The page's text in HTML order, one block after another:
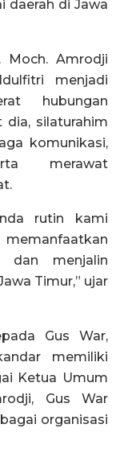
daerah di Jawa
Moch. Amrodji
menjadi
hubungan
dia, silaturahim
komunikasi,
merawat
rutin kami
dan menjalin
Timur,” ujar
Gus War,
memiliki
Ketua Umum
Gus War
organisasi